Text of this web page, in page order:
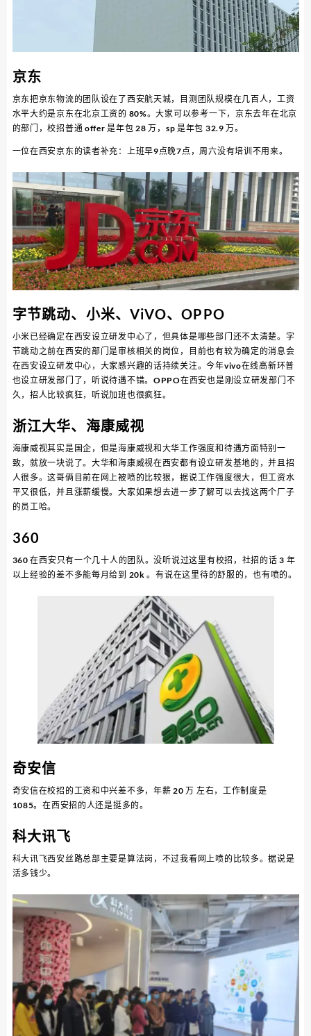
京东
京东把京东物流的团队设在了西安航天城，目测团队规模在几百人，工资
水平大约是京东在北京工资的 80%。大家可以参考一下，京东去年在北京
的部门，校招普通 offer 是年包 28 万，sp 是年包 32.9 万。
一位在西安京东的读者补充：上班早9点晚7点，周六没有培训不用来。
字节跳动、小米、ViVO、OPPO
小米已经确定在西安设立研发中心了，但具体是哪些部门还不太清楚。字
节跳动之前在西安的部门是审核相关的岗位，目前也有较为确定的消息会
在西安设立研发中心，大家感兴趣的话持续关注。今年vivo在线高新环普
也设立研发部门了，听说待遇不错。OPPO在西安也是刚设立研发部门不
久，招人比较疯狂，听说加班也很疯狂。
浙江大华、海康威视
海康威视其实是国企，但是海康威视和大华工作强度和待遇方面特别一
致，就放一块说了。大华和海康威视在西安都有设立研发基地的，并且招
人很多。这哥俩目前在网上被喷的比较狠，据说工作强度很大，但工资水
平又很低，并且涨薪缓慢。大家如果想去进一步了解可以去找这两个厂子
的员工哈。
360
360 在西安只有一个几十人的团队。没听说过这里有校招，社招的话 3 年
以上经验的差不多能每月给到 20k 。有说在这里待的舒服的，也有喷的。
奇安信
奇安信在校招的工资和中兴差不多，年薪 20 万 左右，工作制度是
1085。在西安招的人还是挺多的。
科大讯飞
科大讯飞西安丝路总部主要是算法岗，不过我看网上喷的比较多。据说是
活多钱少。